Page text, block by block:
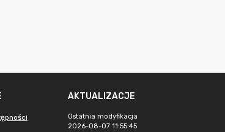
AKTUALIZACJE
Ostatnia modyfikacja
2026-08-07 11:55:45